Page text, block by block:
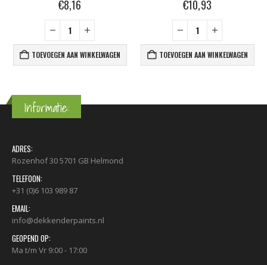
€8,16
TOEVOEGEN AAN WINKELWAGEN
€10,93
TOEVOEGEN AAN WINKELWAGEN
Informatie:
ADRES:
Rozenhof 30 5701 GB Helmond
TELEFOON:
+31 (0)6 103 989 87
EMAIL:
info@dekkenderpaints.nl
GEOPEND OP:
Ma t/m Vr 9:00 - 17:00